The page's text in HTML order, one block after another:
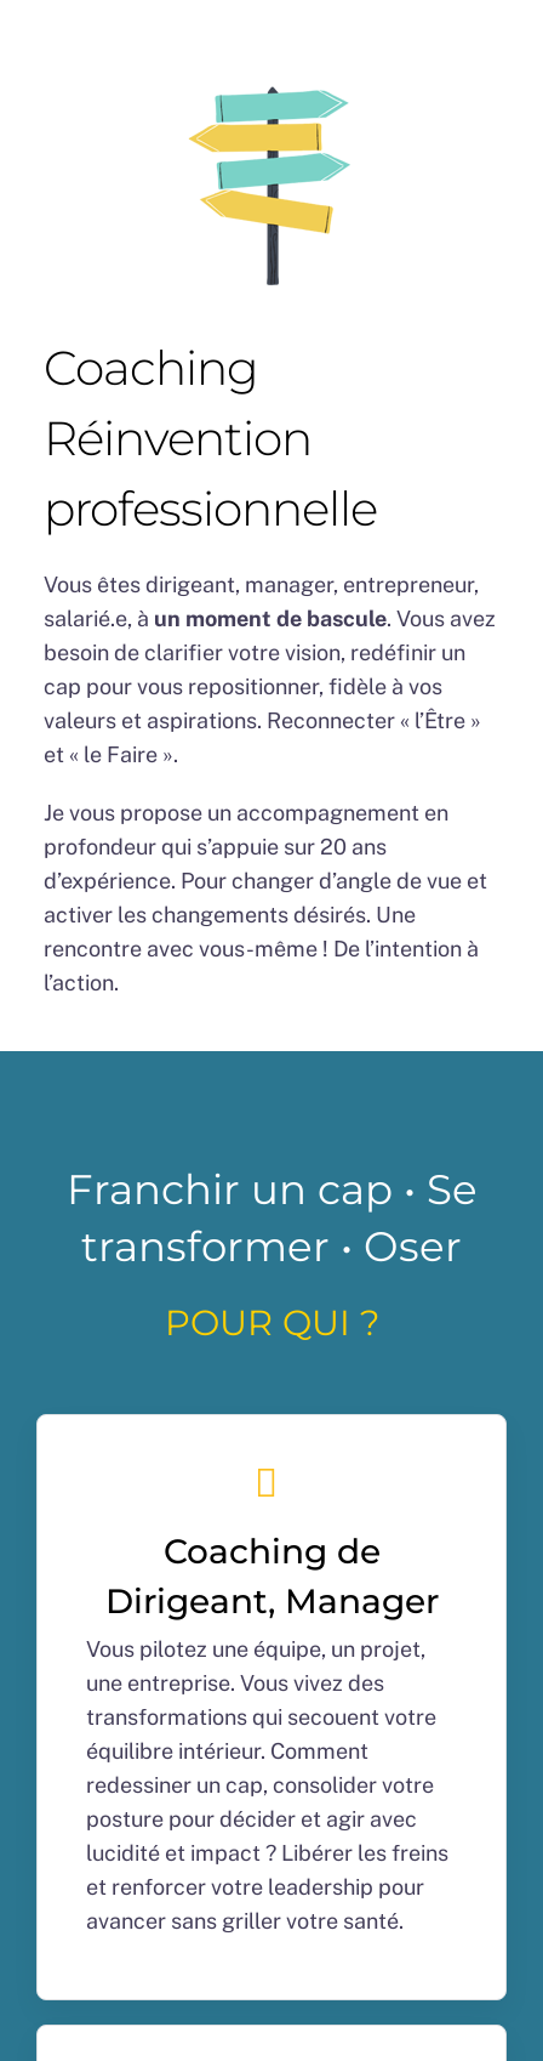
Coaching
Réinvention
professionnelle
Vous êtes dirigeant, manager, entrepreneur,
salarié.e, à un moment de bascule. Vous avez
besoin de clarifier votre vision, redéfinir un
cap pour vous repositionner, fidèle à vos
valeurs et aspirations. Reconnecter « l’Être »
et « le Faire ».
Je vous propose un accompagnement en
profondeur qui s’appuie sur 20 ans
d’expérience. Pour changer d’angle de vue et
activer les changements désirés. Une
rencontre avec vous-même ! De l’intention à
l’action.
Franchir un cap • Se
transformer • Oser
POUR QUI ?
Coaching de
Dirigeant, Manager
Vous pilotez une équipe, un projet,
une entreprise. Vous vivez des
transformations qui secouent votre
équilibre intérieur. Comment
redessiner un cap, consolider votre
posture pour décider et agir avec
lucidité et impact ? Libérer les freins
et renforcer votre leadership pour
avancer sans griller votre santé.